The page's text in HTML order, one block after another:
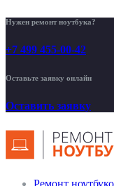
Нужен ремонт ноутбука?
+7 499 455-00-42
Оставьте заявку онлайн
Оставить заявку